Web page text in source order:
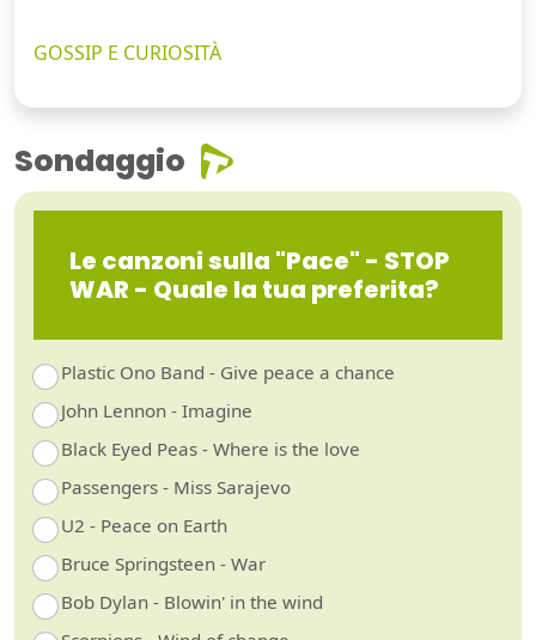
GOSSIP E CURIOSITÀ
Sondaggio
Le canzoni sulla "Pace" - STOP
WAR - Quale la tua preferita?
Plastic Ono Band - Give peace a chance
John Lennon - Imagine
Black Eyed Peas - Where is the love
Passengers - Miss Sarajevo
U2 - Peace on Earth
Bruce Springsteen - War
Bob Dylan - Blowin' in the wind